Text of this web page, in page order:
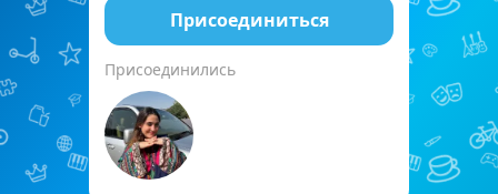
Присоединиться
Присоединились